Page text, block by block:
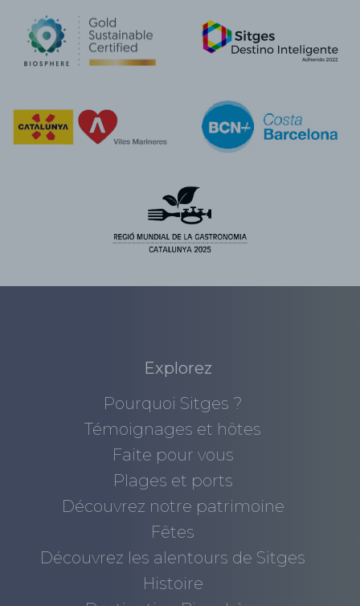
Explorez
Pourquoi Sitges ?
Témoignages et hôtes
Faite pour vous
Plages et ports
Découvrez notre patrimoine
Fêtes
Découvrez les alentours de Sitges
Histoire